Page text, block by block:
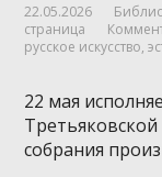
22.05.2026
страница
русское искусство,
22 мая
собрания